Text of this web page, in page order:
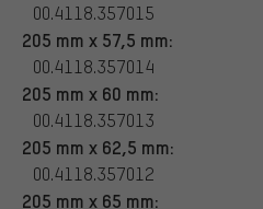
00.4118.357015
205 mm x 57,5 mm:
00.4118.357014
205 mm x 60 mm:
00.4118.357013
205 mm x 62,5 mm:
00.4118.357012
205 mm x 65 mm: